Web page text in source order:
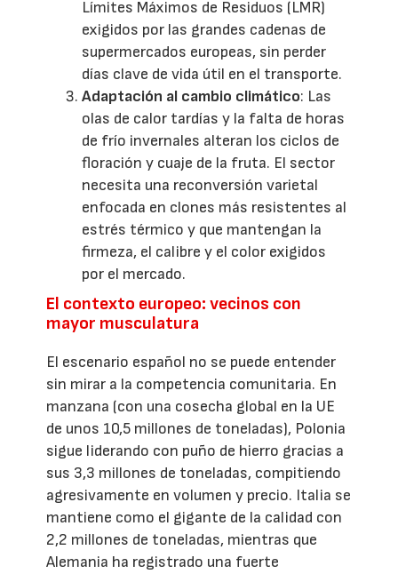
Límites Máximos de Residuos (LMR)
exigidos por las grandes cadenas de
supermercados europeas, sin perder
días clave de vida útil en el transporte.
Adaptación al cambio climático: Las
olas de calor tardías y la falta de horas
de frío invernales alteran los ciclos de
floración y cuaje de la fruta. El sector
necesita una reconversión varietal
enfocada en clones más resistentes al
estrés térmico y que mantengan la
firmeza, el calibre y el color exigidos
por el mercado.
El contexto europeo: vecinos con
mayor musculatura
El escenario español no se puede entender
sin mirar a la competencia comunitaria. En
manzana (con una cosecha global en la UE
de unos 10,5 millones de toneladas), Polonia
sigue liderando con puño de hierro gracias a
sus 3,3 millones de toneladas, compitiendo
agresivamente en volumen y precio. Italia se
mantiene como el gigante de la calidad con
2,2 millones de toneladas, mientras que
Alemania ha registrado una fuerte